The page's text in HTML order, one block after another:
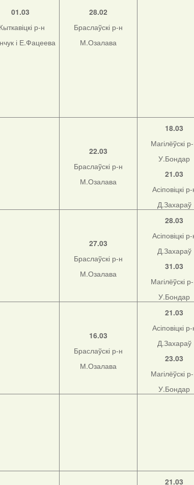
01.03
р-н
і Е.Фацеева
28.02
Браслаўскі р-н
М.Озалава
22.03
Браслаўскі р-н
М.Озалава
18.03
Магілёўскі
У.Бондар
21.03
Асіповіцкі
Д.Захараў
27.03
Браслаўскі р-н
М.Озалава
28.03
Асіповіцкі
Д.Захараў
31.03
Магілёўскі
У.Бондар
16.03
Браслаўскі р-н
М.Озалава
21.03
Асіповіцкі
Д.Захараў
23.03
Магілёўскі
У.Бондар
21.03